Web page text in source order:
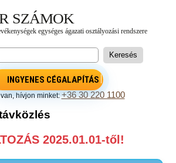
INGYENES CÉGALAPÍTÁS
hívjon minket:+36 30 220 1100
2025.01.01-től!